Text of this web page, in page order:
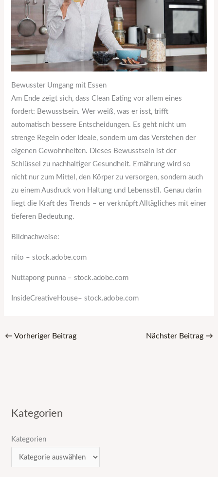
Bewusster Umgang mit Essen
Am Ende zeigt sich, dass Clean Eating vor allem eines
fordert: Bewusstsein. Wer weiß, was er isst, trifft
automatisch bessere Entscheidungen. Es geht nicht um
strenge Regeln oder Ideale, sondern um das Verstehen der
eigenen Gewohnheiten. Dieses Bewusstsein ist der
Schlüssel zu nachhaltiger Gesundheit. Ernährung wird so
nicht nur zum Mittel, den Körper zu versorgen, sondern auch
zu einem Ausdruck von Haltung und Lebensstil. Genau darin
liegt die Kraft des Trends – er verknüpft Alltägliches mit einer
tieferen Bedeutung.
Bildnachweise:
nito – stock.adobe.com
Nuttapong punna – stock.adobe.com
InsideCreativeHouse– stock.adobe.com
← Vorheriger Beitrag Nächster Beitrag →
Kategorien
Kategorien